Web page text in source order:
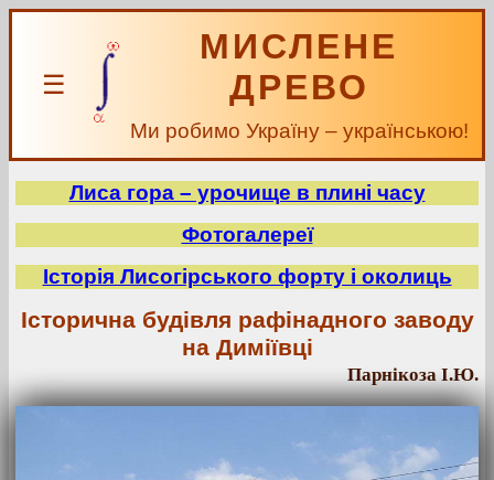
☰
МИСЛЕНЕ
ДРЕВО
Ми робимо Україну – українською!
Лиса гора – урочище в плині часу
Фотогалереї
Історія Лисогірського форту і околиць
Історична будівля рафінадного заводу
на Диміївці
Парнікоза І.Ю.